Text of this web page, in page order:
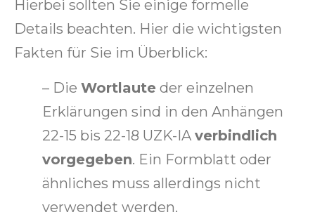
Hierbei sollten Sie einige formelle
Details beachten. Hier die wichtigsten
Fakten für Sie im Überblick:
– Die Wortlaute der einzelnen
Erklärungen sind in den Anhängen
22-15 bis 22-18 UZK-IA verbindlich
vorgegeben. Ein Formblatt oder
ähnliches muss allerdings nicht
verwendet werden.